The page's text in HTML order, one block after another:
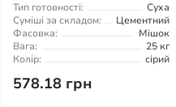
Тип готовності:
Суха
Суміші за складом:
Цементний
Фасовка:
Мішок
Вага:
25 кг
Колір:
сірий
578.18 грн